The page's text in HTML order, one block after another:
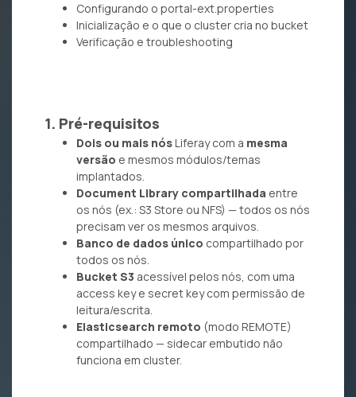
Configurando o portal-ext.properties
Inicialização e o que o cluster cria no bucket
Verificação e troubleshooting
1. Pré-requisitos
Dois ou mais nósLiferay com a mesma
versão e mesmos módulos/temas
implantados.
Document Library compartilhada entre
os nós (ex.: S3 Store ou NFS) — todos os nós
precisam ver os mesmos arquivos.
Banco de dados único compartilhado por
todos os nós.
Bucket S3 acessível pelos nós, com uma
access key e secret key com permissão de
leitura/escrita.
Elasticsearch remoto (modo REMOTE)
compartilhado — sidecar embutido não
funciona em cluster.